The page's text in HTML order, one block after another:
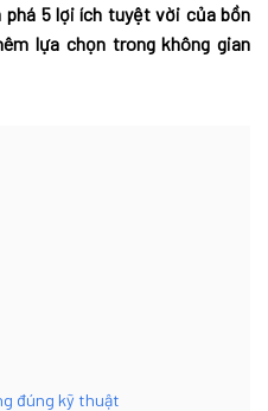
5 lợi ích tuyệt vời của bồn
lựa chọn trong không gian
đúng kỹ thuật